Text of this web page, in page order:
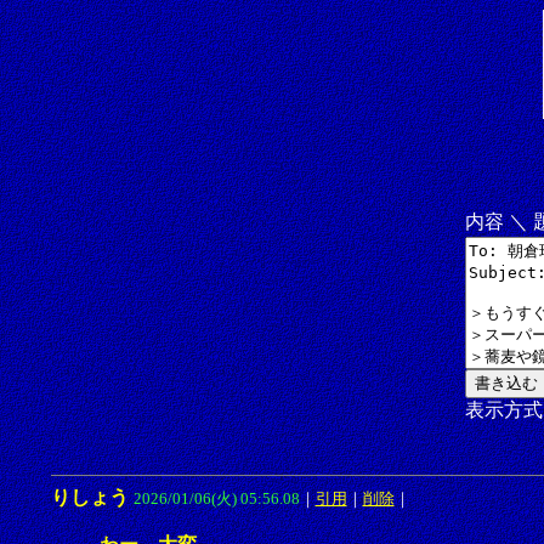
内容 ＼
表示方
りしょう 2026/01/06(火) 05:56.08｜引用｜削除｜